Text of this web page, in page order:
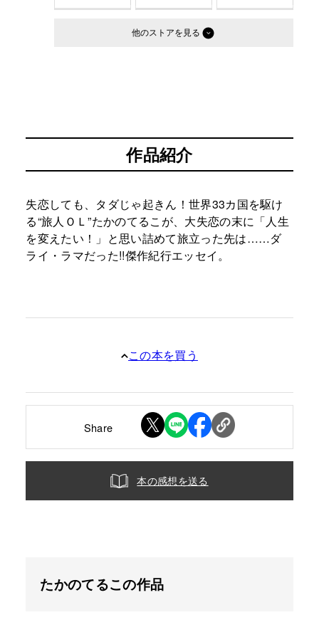
他のストア
作品紹介
失恋しても、タダじゃ起きん！世界33カ国を駆け
る“旅人ＯＬ”たかのてるこが、大失恋の末に「人生
を変えたい！」と思い詰めて旅立った先は……ダ
ライ・ラマだった!!傑作紀行エッセイ。
この本を買う
Share
本の感想を送る
たかのてるこの作品